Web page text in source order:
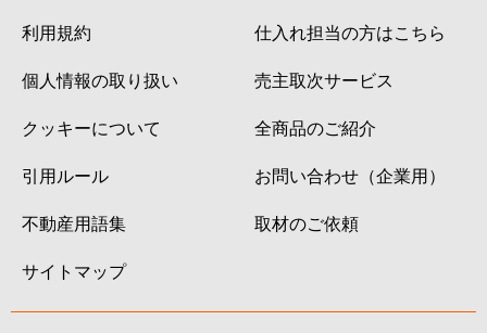
利用規約
個人情報の取り扱い
クッキーについて
引用ルール
不動産用語集
サイトマップ
仕入れ担当の方はこちら
売主取次サービス
全商品のご紹介
お問い合わせ（企業用）
取材のご依頼